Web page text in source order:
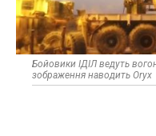
Бойовики ІДІЛ ведуть
зображення наводить Oryx